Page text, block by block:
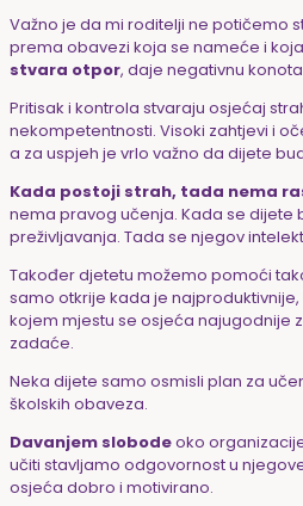
Važno je da mi roditelji ne potičemo
prema obavezi koja se nameće i
stvara otpor, daje negativnu
Pritisak i kontrola stvaraju osjećaj
nekompetentnosti. Visoki zahtjevi i
a za uspjeh je vrlo važno da dijete
Kada postoji strah, tada nema
nema pravog učenja. Kada se dijete
preživljavanja. Tada se njegov
Također djetetu možemo pomoći
samo otkrije kada je
kojem mjestu se osjeća najugodnije
zadaće.
Neka dijete samo osmisli plan za
školskih obaveza.
Davanjem slobodeoko
učiti stavljamo odgovornost u
osjeća dobro i motivirano.